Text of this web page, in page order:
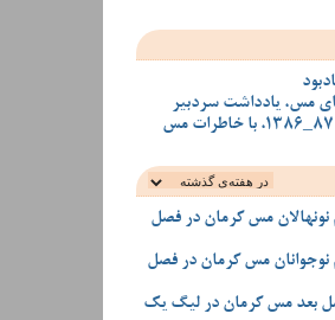
مس، یادداشت سردبیر
نونهالان مس کرمان در فصل
نوجوانان مس کرمان در فصل
بعد مس کرمان در لیگ یک